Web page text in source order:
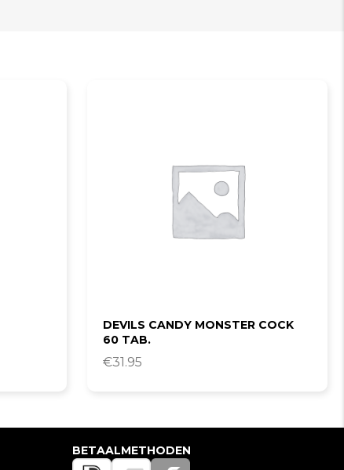
DEVILS CANDY MONSTER COCK
60 TAB.
€31.95
BETAALMETHODEN